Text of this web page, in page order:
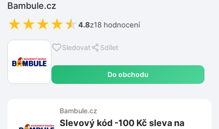
Sledovat Sdílet
Do obchodu
Bambule.cz
★★★★★ 4.8z18 hodnocení
Bambule.cz
Slevový kód -100 Kč sleva na